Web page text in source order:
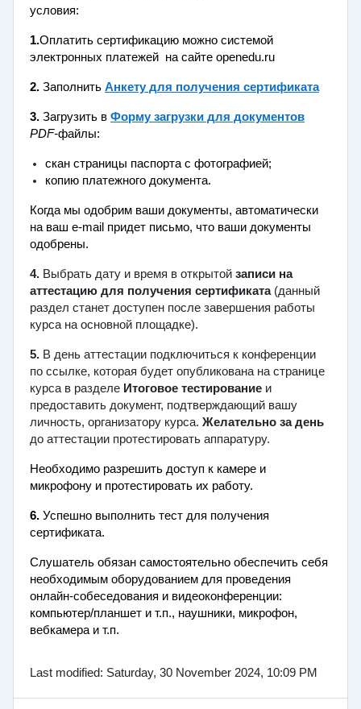
условия:
1.Оплатить сертификацию можно системой
электронных платежей на сайте openedu.ru
2. Заполнить Aнкету для получения сертификата
3. Загрузить в Форму загрузки для документов
PDF-файлы:
скан страницы паспорта с фотографией;
копию платежного документа.
Когда мы одобрим ваши документы, автоматически
на ваш e-mail придет письмо, что ваши документы
одобрены.
4. Выбрать дату и время в открытой записи на
аттестацию для получения сертификата (данный
раздел станет доступен после завершения работы
курса на основной площадке).
5. В день аттестации подключиться к конференции
по ссылке, которая будет опубликована на странице
курса в разделе Итоговое тестирование и
предоставить документ, подтверждающий вашу
личность, организатору курса. Желательно за день
до аттестации протестировать аппаратуру.
Необходимо разрешить доступ к камере и
микрофону и протестировать их работу.
6. Успешно выполнить тест для получения
сертификата.
Слушатель обязан самостоятельно обеспечить себя
необходимым оборудованием для проведения
онлайн-собеседования и видеоконференции:
компьютер/планшет и т.п., наушники, микрофон,
вебкамера и т.п.
Last modified: Saturday, 30 November 2024, 10:09 PM